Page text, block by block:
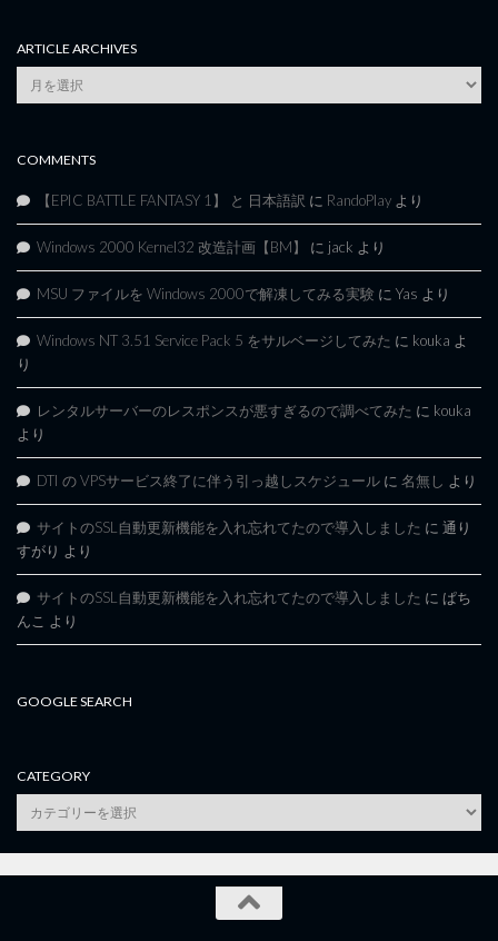
ARTICLE ARCHIVES
Article
Archives
COMMENTS
【EPIC BATTLE FANTASY 1】 と 日本語訳 に RandoPlay より
Windows 2000 Kernel32 改造計画【BM】 に jack より
MSU ファイルを Windows 2000で解凍してみる実験 に Yas より
Windows NT 3.51 Service Pack 5 をサルベージしてみた に kouka よ
り
レンタルサーバーのレスポンスが悪すぎるので調べてみた に kouka
より
DTI の VPSサービス終了に伴う引っ越しスケジュール に 名無し より
サイトのSSL自動更新機能を入れ忘れてたので導入しました に 通り
すがり より
サイトのSSL自動更新機能を入れ忘れてたので導入しました に ぱち
んこ より
GOOGLE SEARCH
CATEGORY
category